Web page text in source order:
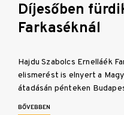
Díjesőben
Farkaséknál
Hajdu Szabolcs Ernelláék
elismerést is elnyert a
átadásán pénteken
BŐVEBBEN